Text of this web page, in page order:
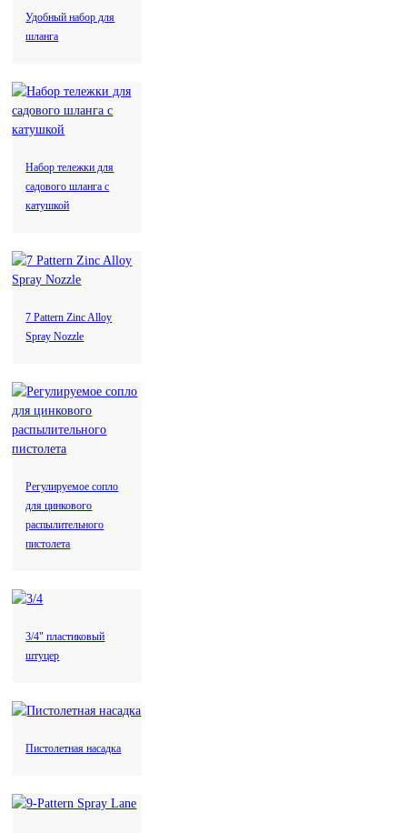
Удобный набор для
шланга
Набор тележки для
садового шланга с
катушкой
7 Pattern Zinc Alloy
Spray Nozzle
Регулируемое сопло
для цинкового
распылительного
пистолета
3/4" пластиковый
штуцер
Пистолетная насадка